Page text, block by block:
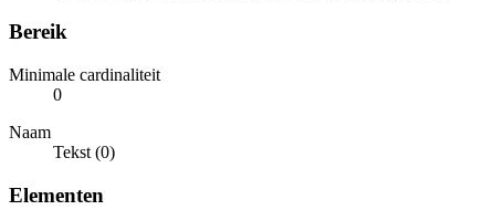
Bereik
Minimale cardinaliteit
0
Naam
Tekst (0)
Elementen